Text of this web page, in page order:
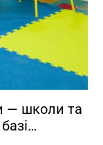
— школи та